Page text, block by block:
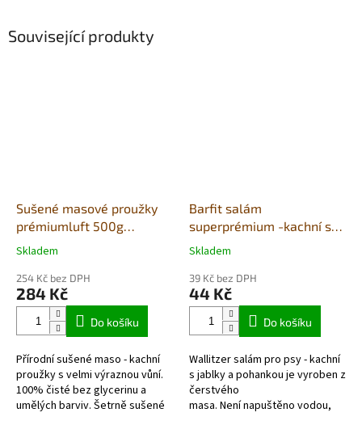
Související produkty
Sušené masové proužky
prémiumluft 500g
(sáček)- kachna
Průměrné
produktu
je
hvězdiček.
Skladem
254 Kč bez DPH
284 Kč
Do košíku
Přírodní sušené maso - kachní
proužky s velmi výraznou vůní.
100% čisté bez glycerinu a
umělých barviv. Šetrně sušené
Barfit salám
superprémium -kachní s
jablky a pohankou 200g
Průměrné
produktu
je
hvězdiček.
Skladem
39 Kč bez DPH
44 Kč
Do košíku
Wallitzer salám pro psy - kachní
s jablky a pohankou je vyroben z
čerstvého
masa. Není napuštěno vodou,